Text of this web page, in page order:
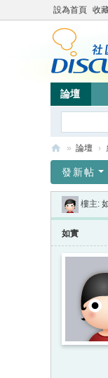
設為首頁 收
論壇
竹
» 論壇 ›
發新帖
樓主:
如實